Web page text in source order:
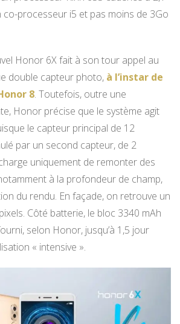
co-processeur i5 et pas moins de 3Go
Honor 6X fait à son tour appel au
double capteur photo, à l’instar de
8. Toutefois, outre une
Honor précise que le système agit
le capteur principal de 12
par un second capteur, de 2
uniquement de remonter des
à la profondeur de champ,
du rendu. En façade, on retrouve un
Côté batterie, le bloc 3340 mAh
selon Honor, jusqu’à 1,5 jour
« intensive ».